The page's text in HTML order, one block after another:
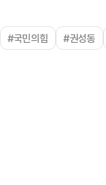
#국민의힘 #권성동